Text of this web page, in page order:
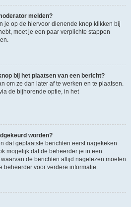
melden?
je op de hiervoor dienende knop klikken bij
moet je een paar verplichte stappen
bij het plaatsen van een bericht?
om ze dan later af te werken en te plaatsen.
de bijhorende optie, in het
worden?
dat geplaatste berichten eerst nagekeken
mogelijk dat de beheerder je in een
de berichten altijd nagelezen moeten
beheerder voor verdere informatie.